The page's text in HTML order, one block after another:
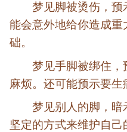
梦见脚被烫伤，
能会意外地给你造成
础。
梦见手脚被绑住，
麻烦。还可能预示要生
梦见别人的脚，暗
坚定的方式来维护自